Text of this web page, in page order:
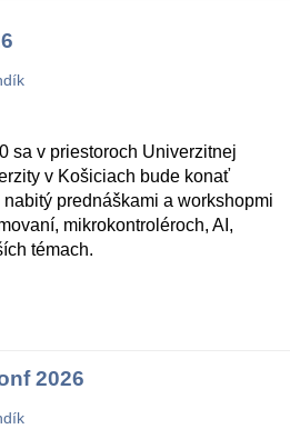
sa v priestoroch Univerzitnej
v Košiciach bude konať
prednáškami a workshopmi
mikrokontroléroch, AI,
témach.
2026